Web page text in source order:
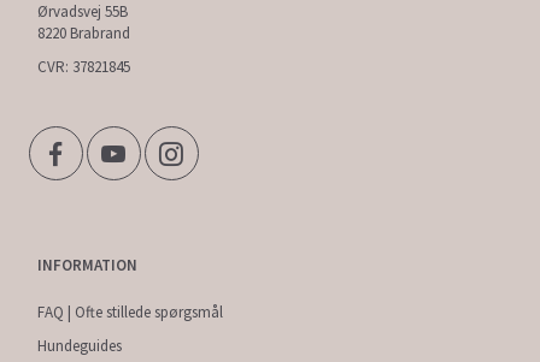
Ørvadsvej 55B
8220 Brabrand
CVR: 37821845
INFORMATION
FAQ | Ofte stillede spørgsmål
Hundeguides